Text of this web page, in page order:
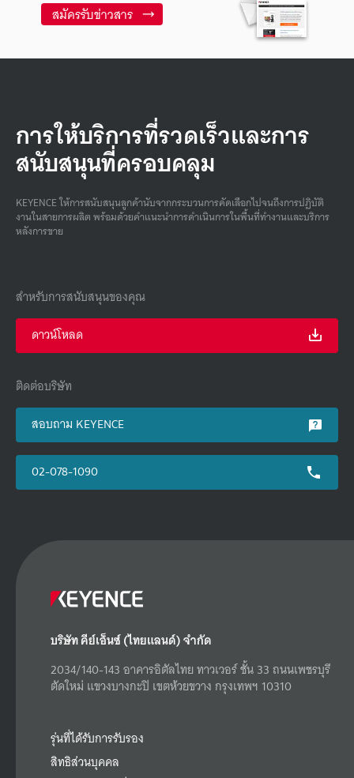
สมัครรับข่าวสาร
การให้บริการที่รวดเร็วและการ
สนับสนุนที่ครอบคลุม
KEYENCE ให้การสนับสนุนลูกค้านับจากกระบวนการคัดเลือกไปจนถึงการปฏิบัติ
งานในสายการผลิต พร้อมด้วยคําแนะนําการดําเนินการในพื้นที่ทํางานและบริการ
หลังการขาย
สำหรับการสนับสนุนของคุณ
ดาวน์โหลด
ติดต่อบริษัท
สอบถาม KEYENCE
02-078-1090
บริษัท คีย์เอ็นซ์ (ไทยแลนด์) จำกัด
2034/140-143 อาคารอิตัลไทย ทาวเวอร์ ชั้น 33 ถนนเพชรบุรี
ตัดใหม่ แขวงบางกะปิ เขตห้วยขวาง กรุงเทพฯ 10310
รุ่นที่ได้รับการรับรอง
สิทธิส่วนบุคคล